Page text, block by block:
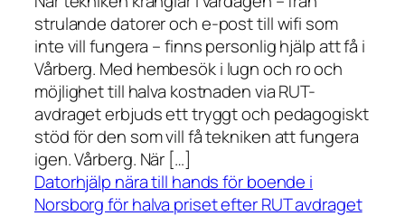
strulande datorer och e-post till wifi som
inte vill fungera – finns personlig hjälp att få i
Vårberg. Med hembesök i lugn och ro och
möjlighet till halva kostnaden via RUT-
avdraget erbjuds ett tryggt och pedagogiskt
stöd för den som vill få tekniken att fungera
igen. Vårberg. När […]
Datorhjälp nära till hands för boende i
Norsborg för halva priset efter RUT avdraget